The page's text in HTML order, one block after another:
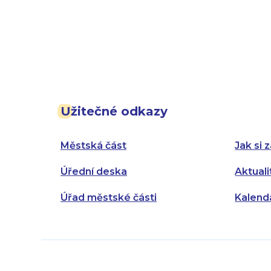
Užitečné odkazy
Městská část
Úřední deska
Úřad městské části
Jak si